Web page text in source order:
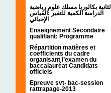
الثانية بكالوريا مسلك علوم رياضية
الدراسة الكمية للتغير :القياس
الإحيائي
Enseignement Secondaire
qualifiant: Programme
Répartition matières et
coefficients du cadre
organisant l’examen du
baccalauréat Candidats
officiels
Epreuve svt- bac-session
rattrapage-2013